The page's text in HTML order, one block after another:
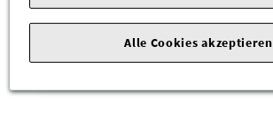
34,90 €
ZUM PRODUKT
Alle Cookies akzeptieren